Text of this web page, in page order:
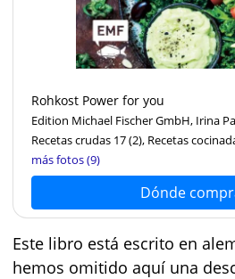
Rohkost Power for you
Edition Michael Fischer GmbH, Irina
Recetas crudas 17(2), Recetas
más fotos (9)
Dónde
Este libro está escrito en
hemos omitido aquí una